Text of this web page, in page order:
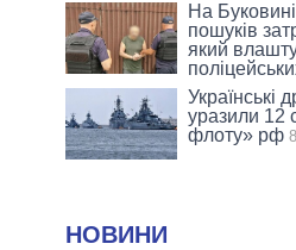
На
пошуків
який
Українські
уразили 12
флоту» рф
НОВИНИ